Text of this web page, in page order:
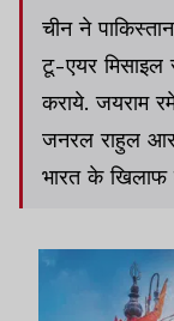
चीन ने
टू-एयर मिसाइल
कराये. जयराम
जनरल राहुल आर
भारत के खिलाफ